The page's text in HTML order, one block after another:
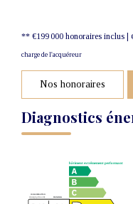
** €199 000 honoraires inclus |
charge de l'acquéreur
Nos honoraires
Diagnostics